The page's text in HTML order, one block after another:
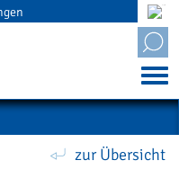
zur Übersicht